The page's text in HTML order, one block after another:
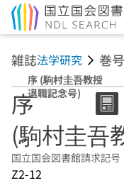
雑誌法学研究 巻号
序 (駒村圭吾教授
退職記念号)
序
(駒村圭吾
国立国会図書館請求記号
Z2-12